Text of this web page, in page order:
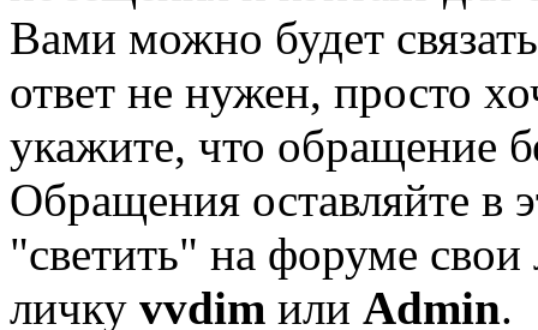
Вами можно будет
ответ не нужен, просто
укажите, что обращение
Обращения оставляйте в
"светить" на форуме
личку vvdim или Admin.